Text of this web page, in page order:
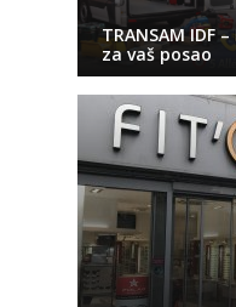
TRANSAM IDF
za vaš posao